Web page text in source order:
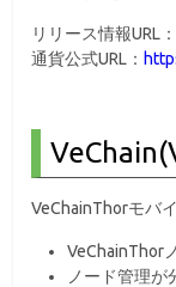
リリース情報URL：
通貨公式URL：
VeChainThorモバ
VeChainThor
ノード管理が